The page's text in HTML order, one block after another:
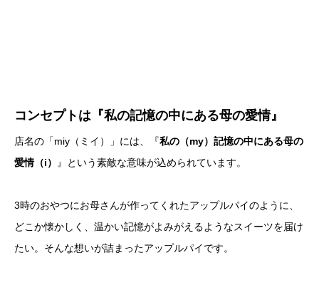
コンセプトは『私の記憶の中にある母の愛情』
店名の「miy（ミイ）」には、『私の（my）記憶の中にある母の
愛情（i）
』という素敵な意味が込められています。
3時のおやつにお母さんが作ってくれたアップルパイのように、
どこか懐かしく、温かい記憶がよみがえるようなスイーツを届け
たい。そんな想いが詰まったアップルパイです。